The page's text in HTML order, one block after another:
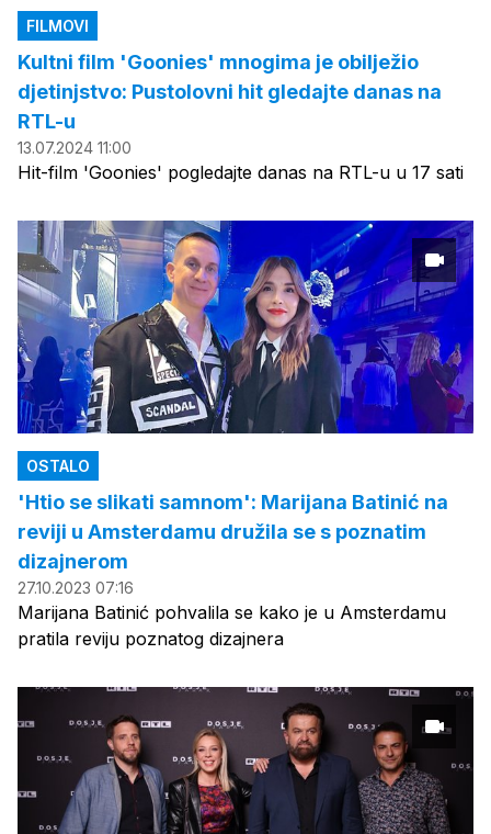
FILMOVI
Kultni film 'Goonies' mnogima je obilježio
djetinjstvo: Pustolovni hit gledajte danas na
RTL-u
13.07.2024 11:00
Hit-film 'Goonies' pogledajte danas na RTL-u u 17 sati
OSTALO
'Htio se slikati samnom': Marijana Batinić na
reviji u Amsterdamu družila se s poznatim
dizajnerom
27.10.2023 07:16
Marijana Batinić pohvalila se kako je u Amsterdamu
pratila reviju poznatog dizajnera